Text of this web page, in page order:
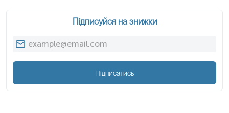
Підписуйся на знижки
Підписатись